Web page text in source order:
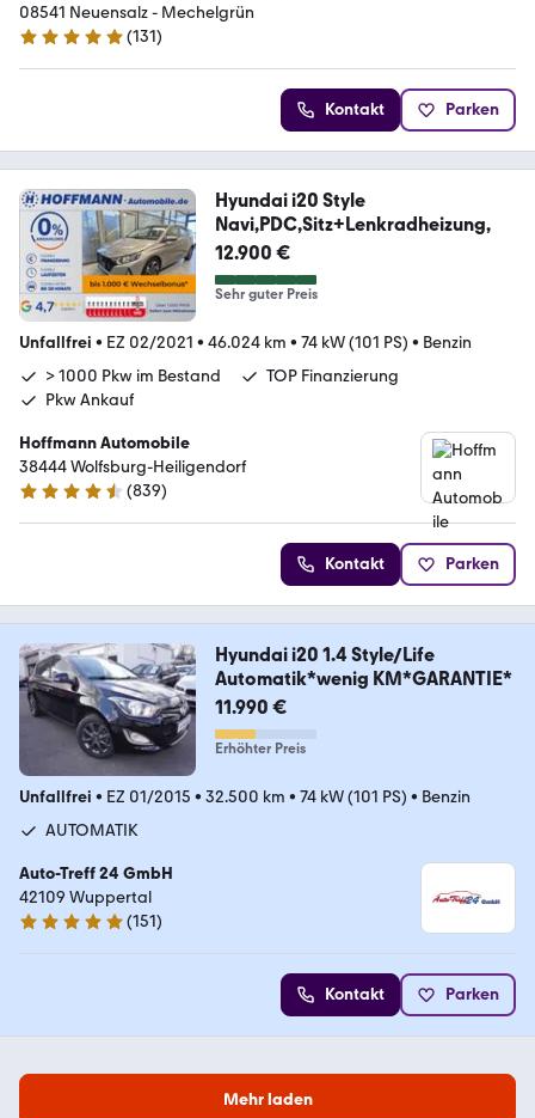
08541 Neuensalz - Mechelgrün
4.8 Sterne
(131)
Kontakt Parken
Hyundai i20 Style
Navi,PDC,Sitz+Lenkradheizung,
12.900 €
Sehr guter Preis
Unfallfrei • EZ 02/2021 • 46.024 km • 74 kW (101 PS) • Benzin
> 1000 Pkw im Bestand
TOP Finanzierung
Pkw Ankauf
Hoffmann Automobile
38444 Wolfsburg-Heiligendorf
4.4 Sterne
(839)
Kontakt Parken
Hyundai i20 1.4 Style/Life
Automatik*wenig KM*GARANTIE*
11.990 €
Erhöhter Preis
Unfallfrei • EZ 01/2015 • 32.500 km • 74 kW (101 PS) • Benzin
AUTOMATIK
Auto-Treff 24 GmbH
42109 Wuppertal
5 Sterne
(151)
Kontakt Parken
Mehr laden